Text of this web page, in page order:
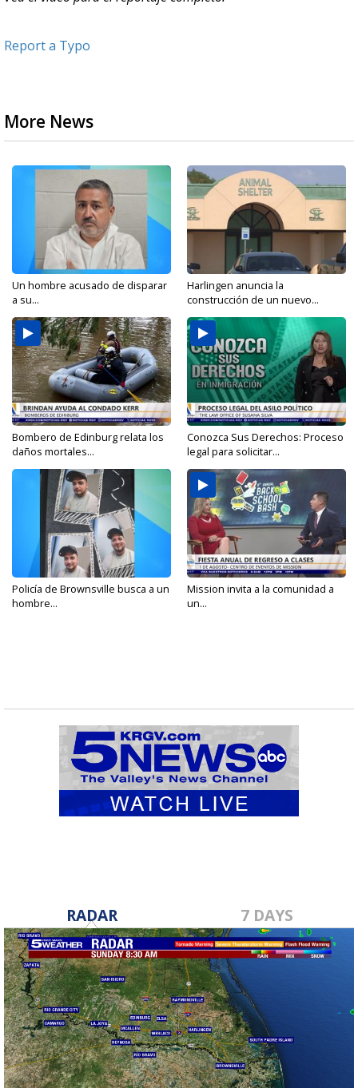
Report a Typo
More News
Un hombre acusado de disparar
a su...
Harlingen anuncia la
construcción de un nuevo...
Bombero de Edinburg relata los
daños mortales...
Conozca Sus Derechos: Proceso
legal para solicitar...
Policía de Brownsville busca a un
hombre...
Mission invita a la comunidad a
un...
RADAR 7 DAYS